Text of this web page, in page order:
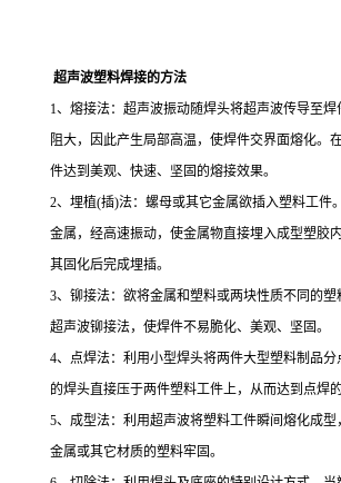
超声波塑料焊接的方法
1、熔接法：超声波振动随焊头将超声波传导至
阻大，因此产生局部高温，使焊件交界面熔化。
件达到美观、快速、坚固的熔接效果。
2、埋植(插)法：螺母或其它金属欲插入塑料工件
金属，经高速振动，使金属物直接埋入成型塑胶
其固化后完成埋插。
3、铆接法：欲将金属和塑料或两块性质不同的塑
超声波铆接法，使焊件不易脆化、美观、坚固。
4、点焊法：利用小型焊头将两件大型塑料制品
的焊头直接压于两件塑料工件上，从而达到点焊的
5、成型法：利用超声波将塑料工件瞬间熔化成
金属或其它材质的塑料牢固。